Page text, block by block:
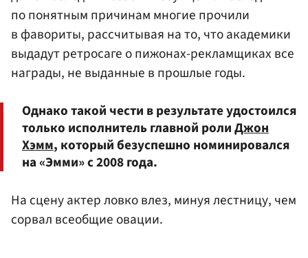
по понятным причинам многие прочили
в фавориты, рассчитывая на то, что академики
выдадут ретросаге о пижонах-рекламщиках все
награды, не выданные в прошлые годы.
Однако такой чести в результате удостоился
только исполнитель главной ролиДжон
Хэмм, который безуспешно номинировался
на «Эмми» с 2008 года.
На сцену актер ловко влез, минуя лестницу, чем
сорвал всеобщие овации.